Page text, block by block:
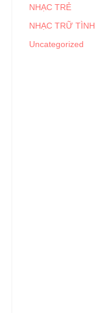
NHẠC TRẺ
NHẠC TRỮ TÌNH
Uncategorized